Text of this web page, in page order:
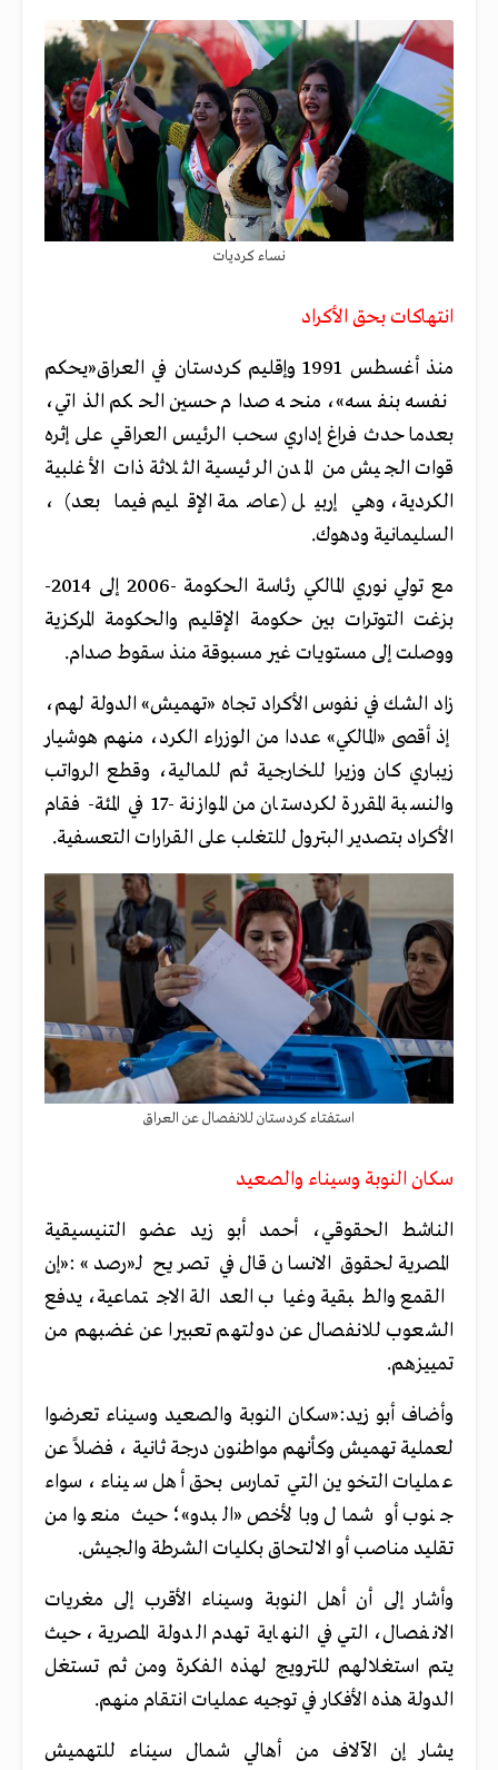
نساء كرديات
انتهاكات بحق الأكراد
منذ أغسطس 1991 وإقليم كردستان في العراق«يحكم
نفسه بنفسه»، منحه صدام حسين الحكم الذاتي،
بعدما حدث فراغ إداري سحب الرئيس العراقي على إثره
قوات الجيش من المدن الرئيسية الثلاثة ذات الأغلبية
الكردية، وهي إربيل (عاصمة الإقليم فيما بعد)،
السليمانية ودهوك.
مع تولي نوري المالكي رئاسة الحكومة -2006 إلى 2014-
بزغت التوترات بين حكومة الإقليم والحكومة المركزية
ووصلت إلى مستويات غير مسبوقة منذ سقوط صدام.
زاد الشك في نفوس الأكراد تجاه «تهميش» الدولة لهم،
إذ أقصى «المالكي» عددا من الوزراء الكرد، منهم هوشيار
زيباري كان وزيرا للخارجية ثم للمالية، وقطع الرواتب
والنسبة المقررة لكردستان من الموازنة -17 في المئة- فقام
الأكراد بتصدير البترول للتغلب على القرارات التعسفية.
استفتاء كردستان للانفصال عن العراق
سكان النوبة وسيناء والصعيد
الناشط الحقوقي، أحمد أبو زيد عضو التنيسيقية
المصرية لحقوق الانسان قال في تصريح لـ«رصد» :«إن
القمع والطبقية وغياب العدالة الاجتماعية، يدفع
الشعوب للانفصال عن دولتهم تعبيرا عن غضبهم من
تمييزهم.
وأضاف أبو زيد:«سكان النوبة والصعيد وسيناء تعرضوا
لعملية تهميش وكأنهم مواطنون درجة ثانية ، فضلاً عن
عمليات التخوين التي تمارس بحق أهل سيناء، سواء
جنوب أو شمال وبالأخص «البدو»؛ حيث منعوا من
تقليد مناصب أو الالتحاق بكليات الشرطة والجيش.
وأشار إلى أن أهل النوبة وسيناء الأقرب إلى مغريات
الانفصال، التي في النهاية تهدم الدولة المصرية، حيث
يتم استغلالهم للترويج لهذه الفكرة ومن ثم تستغل
الدولة هذه الأفكار في توجيه عمليات انتقام منهم.
يشار إن الآلاف من أهالي شمال سيناء للتهميش